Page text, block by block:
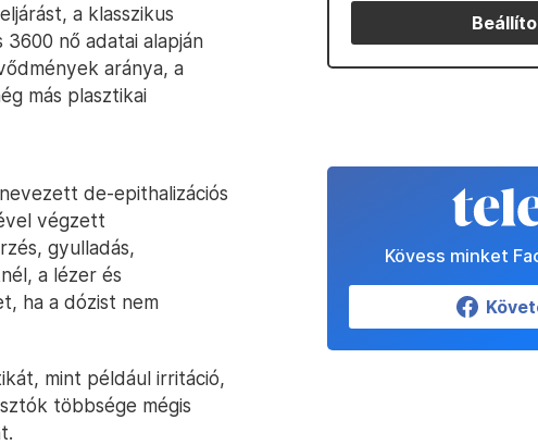
a klasszikus
nő adatai alapján
aránya, a
más plasztikai
de-epithalizációs
végzett
gyulladás,
a lézer és
ha a dózist nem
mint például irritáció,
többsége mégis
Kövess minket